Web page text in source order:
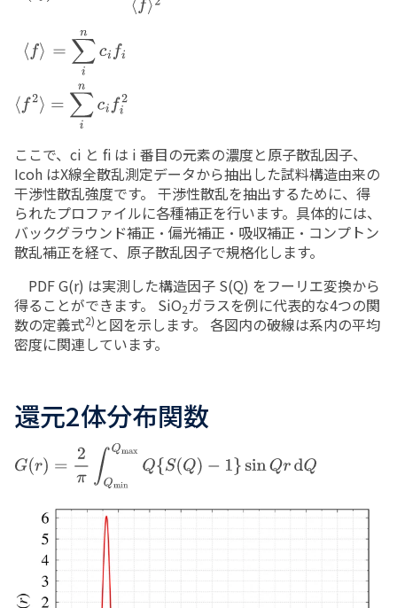
⟨
ここで、ci と fi は i 番目の元素の濃度と原子散乱因子、
Icoh はX線全散乱測定データから抽出した試料構造由来の
干渉性散乱強度です。 干渉性散乱を抽出するために、得
られたプロファイルに各種補正を行います。具体的には、
バックグラウンド補正・偏光補正・吸収補正・コンプトン
散乱補正を経て、原子散乱因子で規格化します。
PDF G(r) は実測した構造因子 S(Q) をフーリエ変換から
得ることができます。 SiO2ガラスを例に代表的な4つの関
数の定義式2) と図を示します。 各図内の破線は系内の平均
密度に関連しています。
還元2体分布関数
(r =2π∫Q minQ max ( }sin Q rd